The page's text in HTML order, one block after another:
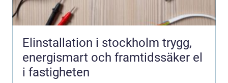
Elinstallation i stockholm trygg,
energismart och framtidssäker el
i fastigheten